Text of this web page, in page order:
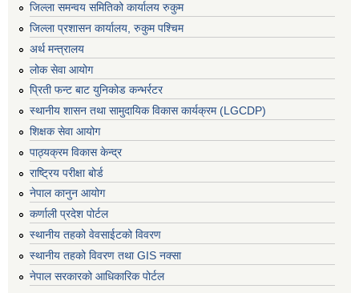
जिल्ला समन्वय समितिको कार्यालय रुकुम
जिल्ला प्रशासन कार्यालय, रुकुम पश्चिम
अर्थ मन्त्रालय
लोक सेवा आयोग
प्रिती फन्ट बाट युनिकोड कन्भर्रटर
स्थानीय शासन तथा सामुदायिक विकास कार्यक्रम (LGCDP)
शिक्षक सेवा आयोग
पाठ्यक्रम विकास केन्द्र
राष्ट्रिय परीक्षा बोर्ड
नेपाल कानुन आयोग
कर्णाली प्रदेश पोर्टल
स्थानीय तहको वेवसाईटको विवरण
स्थानीय तहको विवरण तथा GIS नक्सा
नेपाल सरकारको आधिकारिक पोर्टल